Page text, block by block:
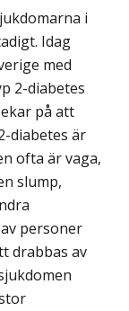
i
Idag
med
2-diabetes
på att
diabetes är
ofta är vaga,
slump,
personer
drabbas av